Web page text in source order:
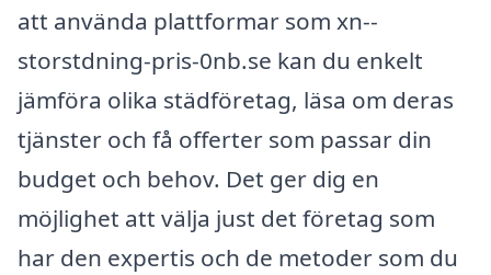
att använda plattformar som xn--
storstdning-pris-0nb.se kan du enkelt
jämföra olika städföretag, läsa om deras
tjänster och få offerter som passar din
budget och behov. Det ger dig en
möjlighet att välja just det företag som
har den expertis och de metoder som du